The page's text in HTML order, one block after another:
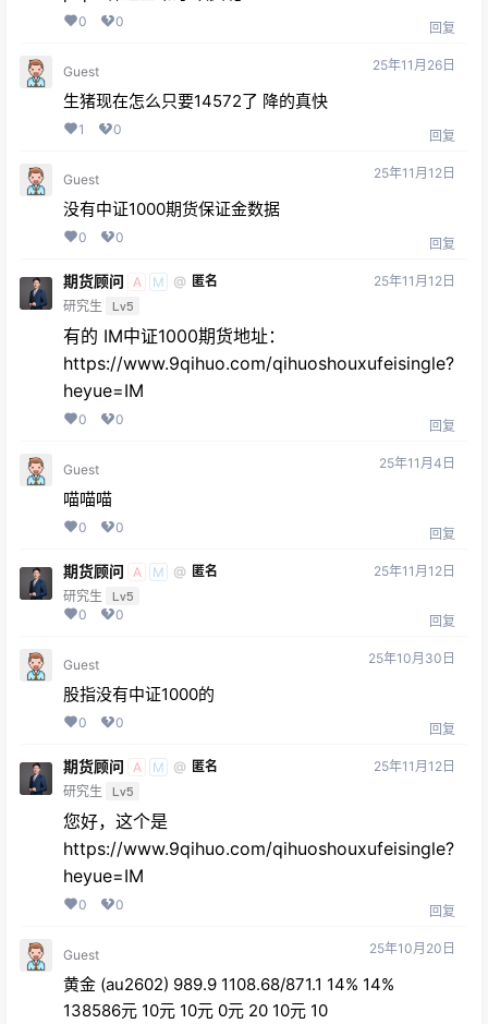
0 0 回复
Guest 25年11月26日
生猪现在怎么只要14572了 降的真快
1 0 回复
Guest 25年11月12日
没有中证1000期货保证金数据
0 0 回复
期货顾问 A M @ 匿名
研究生
Lv5
25年11月12日
有的 IM中证1000期货地址：
https://www.9qihuo.com/qihuoshouxufeisingle?
heyue=IM
0 0 回复
Guest 25年11月4日
喵喵喵
0 0 回复
期货顾问 A M @ 匿名
研究生
Lv5
25年11月12日
0 0 回复
Guest 25年10月30日
股指没有中证1000的
0 0 回复
期货顾问 A M @ 匿名
研究生
Lv5
25年11月12日
您好，这个是
https://www.9qihuo.com/qihuoshouxufeisingle?
heyue=IM
0 0 回复
Guest 25年10月20日
黄金 (au2602) 989.9 1108.68/871.1 14% 14%
138586元 10元 10元 0元 20 10元 10